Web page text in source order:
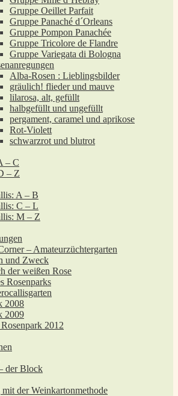
Gruppe Oeillet Parfait
Gruppe Panaché d´Orleans
Gruppe Pompon Panachée
Gruppe Tricolore de Flandre
Gruppe Variegata di Bologna
Alba-Rosen : Lieblingsbilder
gräulich! flieder und mauve
lilarosa, alt, gefüllt
halbgefüllt und ungefüllt
pergament, caramel und aprikose
Rot-Violett
schwarzrot und blutrot
– C
– Z
A – B
C – L
M – Z
– Amateurzüchtergarten
und Zweck
der weißen Rose
Rosenparks
2008
2009
2012
der Block
der Weinkartonmethode